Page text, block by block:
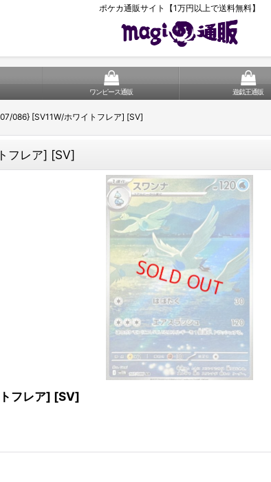
ポケカ通販サイト【1万円以上で送料無料】
ワンピース通販 遊戯王通販
086} [SV11W/ホワイトフレア] [SV]
フレア] [SV]
フレア] [SV]